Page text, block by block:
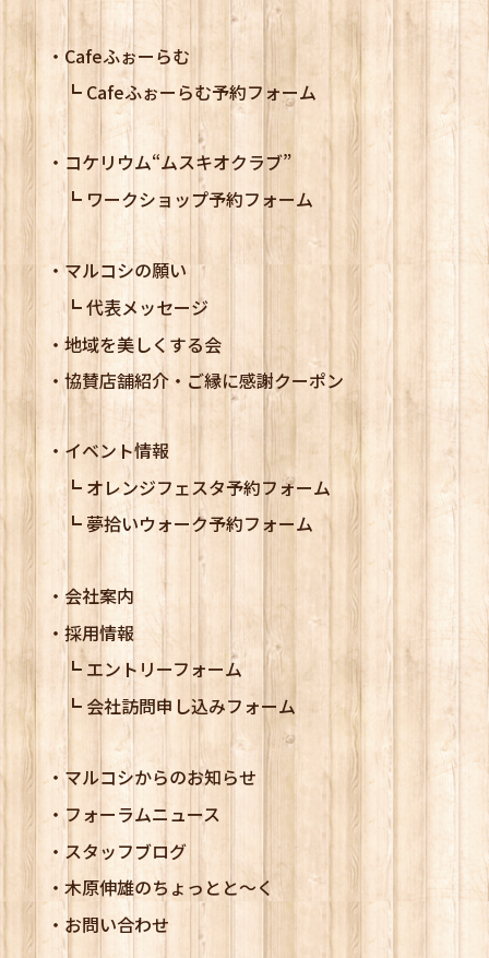
Cafeふぉーらむ
Cafeふぉーらむ予約フォーム
コケリウム“ムスキオクラブ”
ワークショップ予約フォーム
マルコシの願い
代表メッセージ
地域を美しくする会
協賛店舗紹介・ご縁に感謝クーポン
イベント情報
オレンジフェスタ予約フォーム
夢拾いウォーク予約フォーム
会社案内
採用情報
エントリーフォーム
会社訪問申し込みフォーム
マルコシからのお知らせ
フォーラムニュース
スタッフブログ
木原伸雄のちょっとと～く
お問い合わせ